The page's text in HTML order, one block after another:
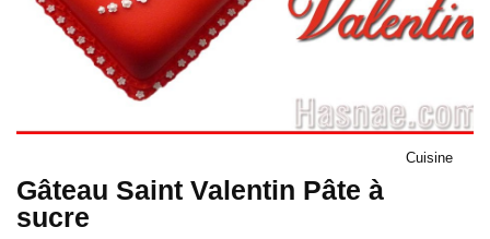
Cuisine
Gâteau Saint Valentin Pâte à
sucre